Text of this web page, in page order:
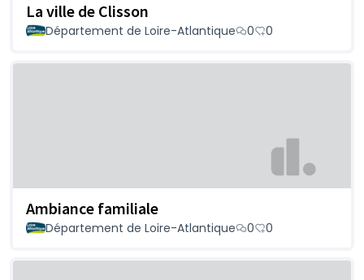
La ville de Clisson
Département de Loire-Atlantique 0 0
Ambiance familiale
Département de Loire-Atlantique 0 0